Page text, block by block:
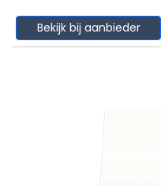
Bekijk bij aanbieder